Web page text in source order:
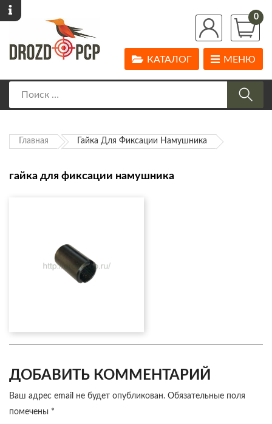
0
МЕНЮ
КАТАЛОГ
Главная Гайка Для Фиксации Намушника
гайка для фиксации намушника
ДОБАВИТЬ КОММЕНТАРИЙ
Ваш адрес email не будет опубликован. Обязательные поля
помечены *